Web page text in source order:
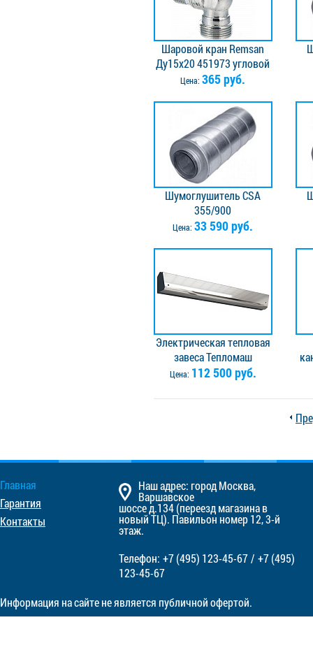
Шаровой кран Remsan
Ду15х20 451973 угловой
Хром
Цена:365 руб.
Шумоглушитель CSA
355/900
Цена:33 590 руб.
Электрическая тепловая
завеса Тепломаш
КЭВ-13П3023E, RAL 7021
Цена: 112 500 руб.
Главная
Гарантия
Контакты
Наш адрес: город Москва,
Варшавское
шоссе д.134 (переезд магазина в
новый ТЦ). Павильон номер 12, 3-й
этаж.
Телефон: +7 (495) 123-45-67/ +7 (495)
123-45-67
Информация на сайте не является публичной офертой.